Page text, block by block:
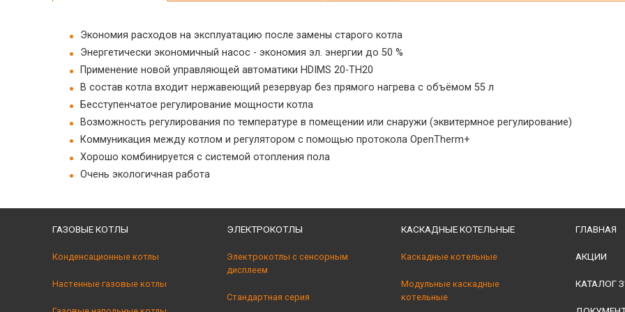
Экономия расходов на эксплуатацию после замены старого котла
Энергетически экономичный насос - экономия эл. энергии до 50 %
Применение новой управляющей автоматики HDIMS 20-TH20
В состав котла входит нержавеющий резервуар без прямого нагрева с объёмом 55 л
Бесступенчатое регулирование мощности котла
Возможность регулирования по температуре в помещении или снаружи (эквитермное регулирование)
Коммуникация между котлом и регулятором с помощью протокола OpenTherm+
Хорошо комбинируется с системой отопления пола
Очень экологичная работа
ГАЗОВЫЕ КОТЛЫ
Конденсационные котлы
Настенные газовые котлы
ЭЛЕКТРОКОТЛЫ
Электрокотлы с сенсорным
дисплеем
Стандартная серия
КАСКАДНЫЕ КОТЕЛЬНЫЕ
Каскадные котельные
Модульные каскадные
котельные
ГЛАВНАЯ
АКЦИИ
КАТАЛОГ